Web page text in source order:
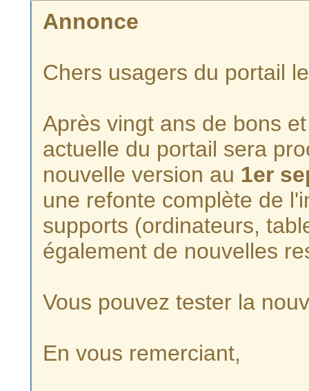
Annonce
Chers usagers du portail
Après vingt ans de bons
actuelle du portail sera
nouvelle version au 1er
une refonte complète de
supports (ordinateurs,
également de nouvelles
Vous pouvez tester la
En vous remerciant,